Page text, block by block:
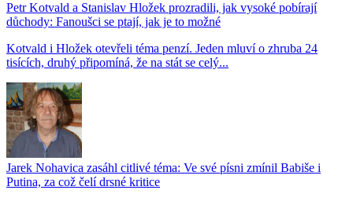
Petr Kotvald a Stanislav Hložek prozradili, jak vysoké pobírají
důchody: Fanoušci se ptají, jak je to možné
Kotvald i Hložek otevřeli téma penzí. Jeden mluví o zhruba 24
tisících, druhý připomíná, že na stát se celý...
Jarek Nohavica zasáhl citlivé téma: Ve své písni zmínil Babiše i
Putina, za což čelí drsné kritice